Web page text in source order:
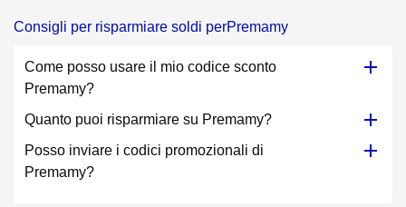
Consigli per risparmiare soldi perPremamy
Come posso usare il mio codice sconto
Premamy?
Quanto puoi risparmiare su Premamy?
Posso inviare i codici promozionali di
Premamy?